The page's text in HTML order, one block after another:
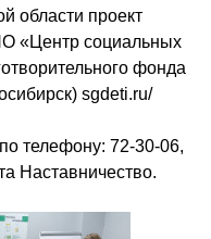
области проект
«Центр социальных
фонда
sgdeti.ru/
телефону: 72-30-06,
Наставничество.